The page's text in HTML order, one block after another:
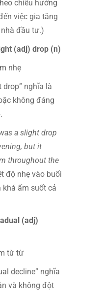
chiều hướng
việc gia tăng
đầu tư.)
(adj) drop (n)
nhẹ
drop” nghĩa là
không đáng
a slight drop
but it
throughout the
độ nhẹ vào buổi
ấm suốt cả
(adj)
từ từ
decline” nghĩa
và không đột